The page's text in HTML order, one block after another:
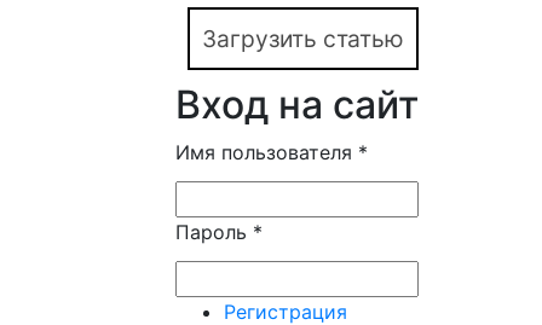
Загрузить статью
Вход на сайт
Имя пользователя *
Пароль *
Регистрация